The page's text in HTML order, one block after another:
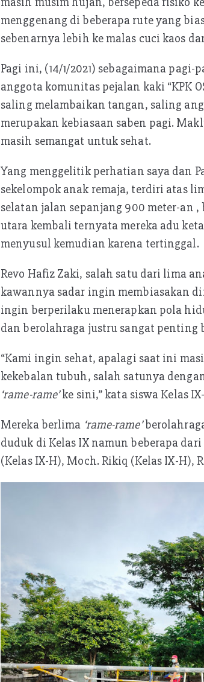
k
A
p
menggenang di beberapa rute yang
sebenarnya lebih ke malas cuci kaos
Pagi ini, (14/1/2021) sebagaimana
anggota komunitas pejalan kaki “KPK
saling melambaikan tangan, saling
merupakan kebiasaan saben pagi.
masih semangat untuk sehat.
Yang menggelitik perhatian saya dan
sekelompok anak remaja, terdiri atas
selatan jalan sepanjang 900 meter-an
utara kembali ternyata mereka adu
menyusul kemudian karena tertinggal.
Revo Hafiz Zaki, salah satu dari lima
kawannya sadar ingin membiasakan
ingin berperilaku menerapkan pola
dan berolahraga justru sangat penting
“Kami ingin sehat, apalagi saat ini
kekebalan tubuh, salah satunya
‘rame-rame’ke sini,” kata siswa Kelas
Mereka berlima ‘rame-rame’
duduk di Kelas IX namun beberapa
(Kelas IX-H), Moch. Rikiq (Kelas IX-H),